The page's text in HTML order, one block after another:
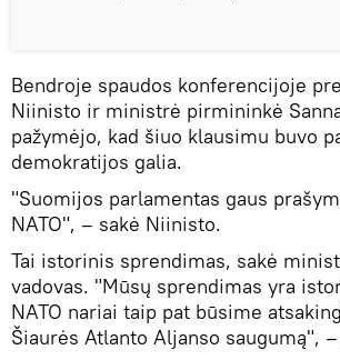
Bendroje spaudos konferencijoje
Niinisto ir ministrė pirmininkė
pažymėjo, kad šiuo klausimu buvo
demokratijos galia.
"Suomijos parlamentas gaus
NATO", – sakė Niinisto.
Tai istorinis sprendimas, sakė
vadovas. "Mūsų sprendimas yra
NATO nariai taip pat būsime
Šiaurės Atlanto Aljanso saugumą",